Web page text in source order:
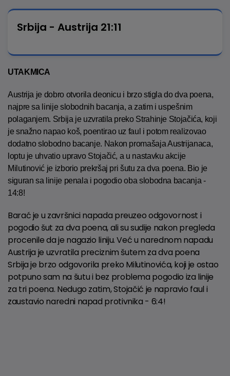
Srbija - Austrija 21:11
UTAKMICA
Austrija je dobro otvorila deonicu i brzo stigla do dva poena,
najpre sa linije slobodnih bacanja, a zatim i uspešnim
polaganjem. Srbija je uzvratila preko Strahinje Stojačića, koji
je snažno napao koš, poentirao uz faul i potom realizovao
dodatno slobodno bacanje. Nakon promašaja Austrijanaca,
loptu je uhvatio upravo Stojačić, a u nastavku akcije
Milutinović je izborio prekršaj pri šutu za dva poena. Bio je
siguran sa linije penala i pogodio oba slobodna bacanja -
14:8!
Barać je u završnici napada preuzeo odgovornost i
pogodio šut za dva poena, ali su sudije nakon pregleda
procenile da je nagazio liniju. Već u narednom napadu
Austrija je uzvratila preciznim šutem za dva poena
Srbija je brzo odgovorila preko Milutinovića, koji je ostao
potpuno sam na šutu i bez problema pogodio iza linije
za tri poena. Nedugo zatim, Stojačić je napravio faul i
zaustavio naredni napad protivnika - 6:4!